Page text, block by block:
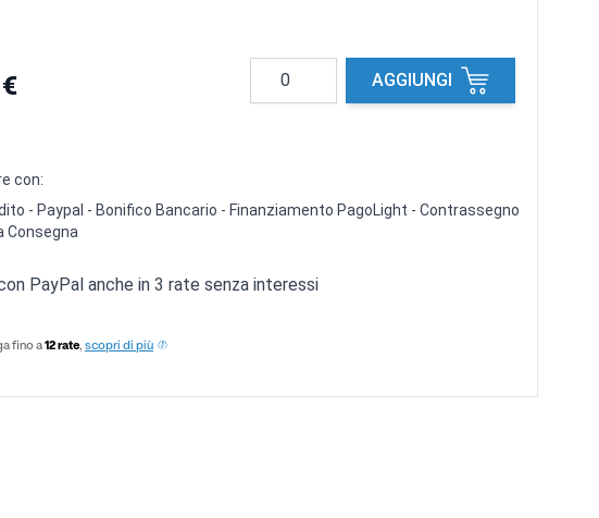
Quantità
AGGIUNGI
con:
- Paypal - Bonifico Bancario - Finanziamento PagoLight - Contrassegno
Consegna
PayPal anche in 3 rate senza interessi
fino a12 rate, scopri di più